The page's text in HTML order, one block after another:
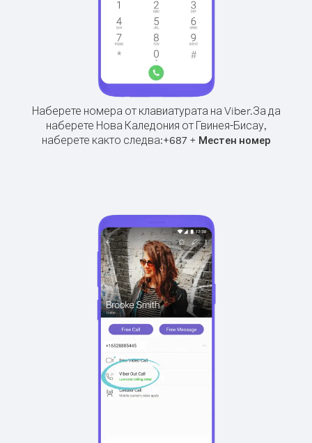
Наберете номера от клавиатурата на Viber.За да
наберете Нова Каледония от Гвинея-Бисау,
наберете както следва:+687+ Местен номер